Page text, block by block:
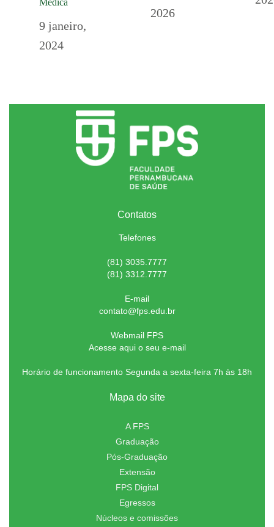
9 janeiro,
2024
2026
Contatos
Telefones
(81) 3035.7777
(81) 3312.7777
E-mail
contato@fps.edu.br
Webmail FPS
Acesse aqui o seu e-mail
Horário de funcionamento Segunda a sexta-feira 7h às 18h
Mapa do site
A FPS
Graduação
Pós-Graduação
Extensão
FPS Digital
Egressos
Núcleos e comissões